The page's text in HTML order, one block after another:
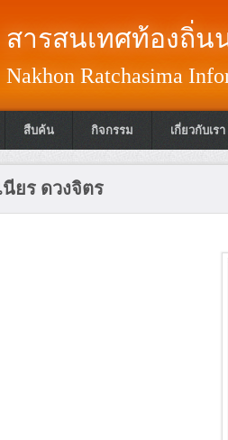
สารสนเทศท้องถิ่น
Nakhon Ratchasima
สืบค้น กิจกรรม เกี่ยวกับเรา
นียร ดวงจิตร